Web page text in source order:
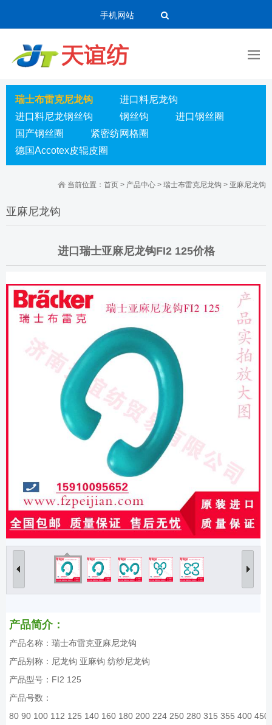
手机网站
瑞士布雷克尼龙钩
进口料尼龙钩
进口料尼龙钢丝钩
钢丝钩
进口钢丝圈
国产钢丝圈
紧密纺网格圈
德国Accotex皮辊皮圈
当前位置： 首页 > 产品中心 > 瑞士布雷克尼龙钩 > 亚麻尼龙钩
亚麻尼龙钩
进口瑞士亚麻尼龙钩FI2 125价格
产品简介：
产品名称：瑞士布雷克亚麻尼龙钩
产品别称：尼龙钩 亚麻钩 纺纱尼龙钩
产品型号：FI2 125
产品号数：
80 90 100 112 125 140 160 180 200 224 250 280 315 355 400 450